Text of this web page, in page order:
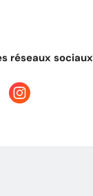
réseaux sociaux